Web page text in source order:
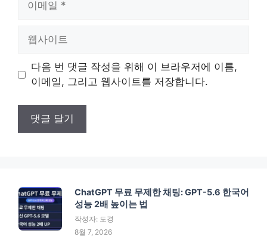
트
다음 번 댓글 작성을 위해 이 브라우저에 이름,
이메일, 그리고 웹사이트를 저장합니다.
ChatGPT 무료 무제한 채팅: GPT-5.6 한국어
성능 2배 높이는 법
작성자: 도경
8월 7, 2026